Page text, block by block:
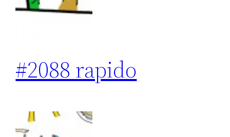
#2088 rapido